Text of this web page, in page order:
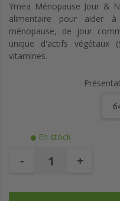
Ymea Ménopause Jour &
alimentaire pour aider
ménopause, de jour
unique d'actifs végétaux
vitamines.
En stock
- +